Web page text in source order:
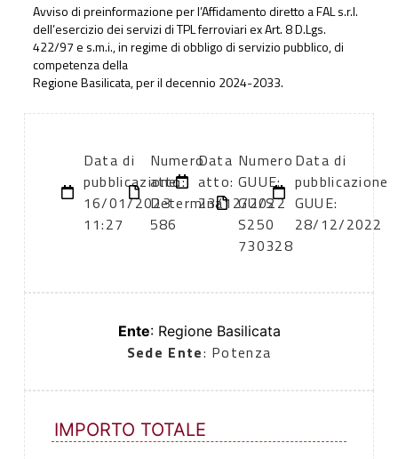
Avviso di preinformazione per l’Affidamento diretto a FAL s.r.l.
dell’esercizio dei servizi di TPL ferroviari ex Art. 8 D.Lgs.
422/97 e s.m.i., in regime di obbligo di servizio pubblico, di
competenza della
Regione Basilicata, per il decennio 2024-2033.
Data di
pubblicazione:
16/01/2023
11:27
Numero
atto:
Determina
586
Data
atto:
23/12/2022
Numero
GUUE:
GU/S
S250
730328
Data di
pubblicazione
GUUE:
28/12/2022
Ente: Regione Basilicata
Sede Ente: Potenza
IMPORTO TOTALE